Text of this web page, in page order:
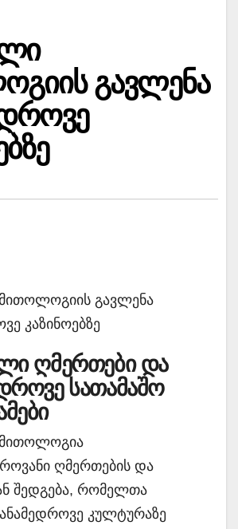
გავლენა
გავლენა
კაზინოებზე
ღმერთები და
სათამაშო
ღმერთების და
შედგება, რომელთა
კულტურაზე